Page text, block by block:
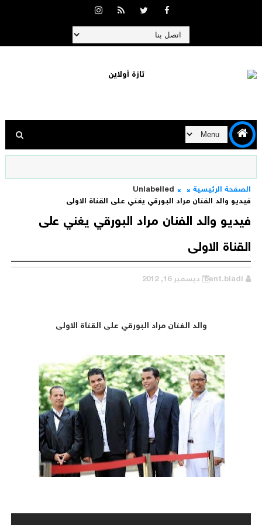
الصفحة الرئيسية
Unlabelled
فيديو والد الفنان مراد البورقي يغني على القناة الاولى
فيديو والد الفنان مراد البورقي يغني على
القناة الاولى
bent.bladi ديسمبر 16, 2012
والد الفنان مراد البورقي على القناة الاولى